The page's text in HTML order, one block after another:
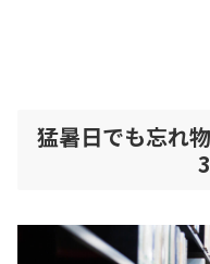
猛暑日でも忘れ